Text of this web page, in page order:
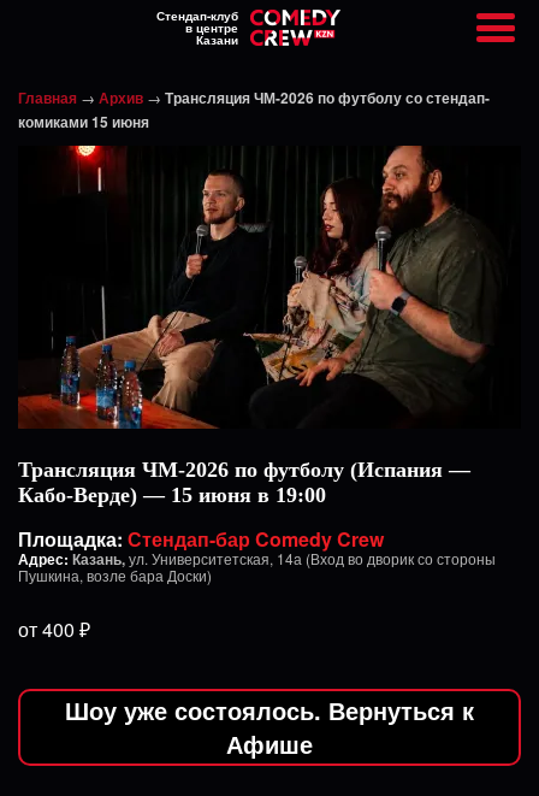
Стендап-клуб
в центре
Казани
Главная → Архив → Трансляция ЧМ-2026 по футболу со стендап-
комиками 15 июня
Трансляция ЧМ-2026 по футболу (Испания —
Кабо-Верде) — 15 июня в 19:00
Площадка: Стендап-бар Comedy Crew
Адрес: Казань,ул. Университетская, 14а (Вход во дворик со стороны
Пушкина, возле бара Доски)
от 400 ₽
Шоу уже состоялось. Вернуться к
Афише